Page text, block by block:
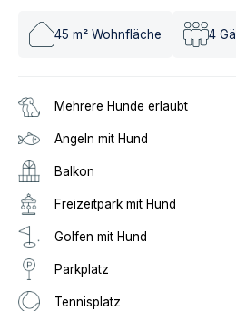
45 m² Wohnfläche 4
Mehrere Hunde erlaubt
Angeln mit Hund
Balkon
Freizeitpark mit Hund
Golfen mit Hund
Parkplatz
Tennisplatz